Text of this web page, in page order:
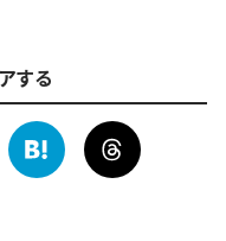
する